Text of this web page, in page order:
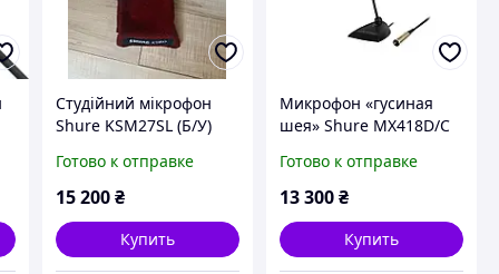
Студійний мікрофон
Shure KSM27SL (Б/У)
Готово к отправке
15 200 ₴
Купить
Микрофон «гусиная
шея» Shure MX418D/C
Готово к отправке
13 300₴
Купить